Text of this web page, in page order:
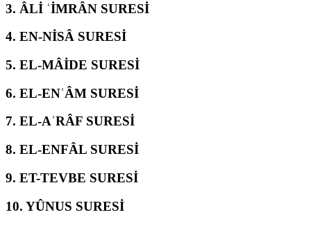
3. ÂLİ ʿİMRÂN SURESİ
4. EN-NİSÂ SURESİ
5. EL-MÂİDE SURESİ
6. EL-ENʿÂM SURESİ
7. EL-AʿRÂF SURESİ
8. EL-ENFÂL SURESİ
9. ET-TEVBE SURESİ
10. YÛNUS SURESİ